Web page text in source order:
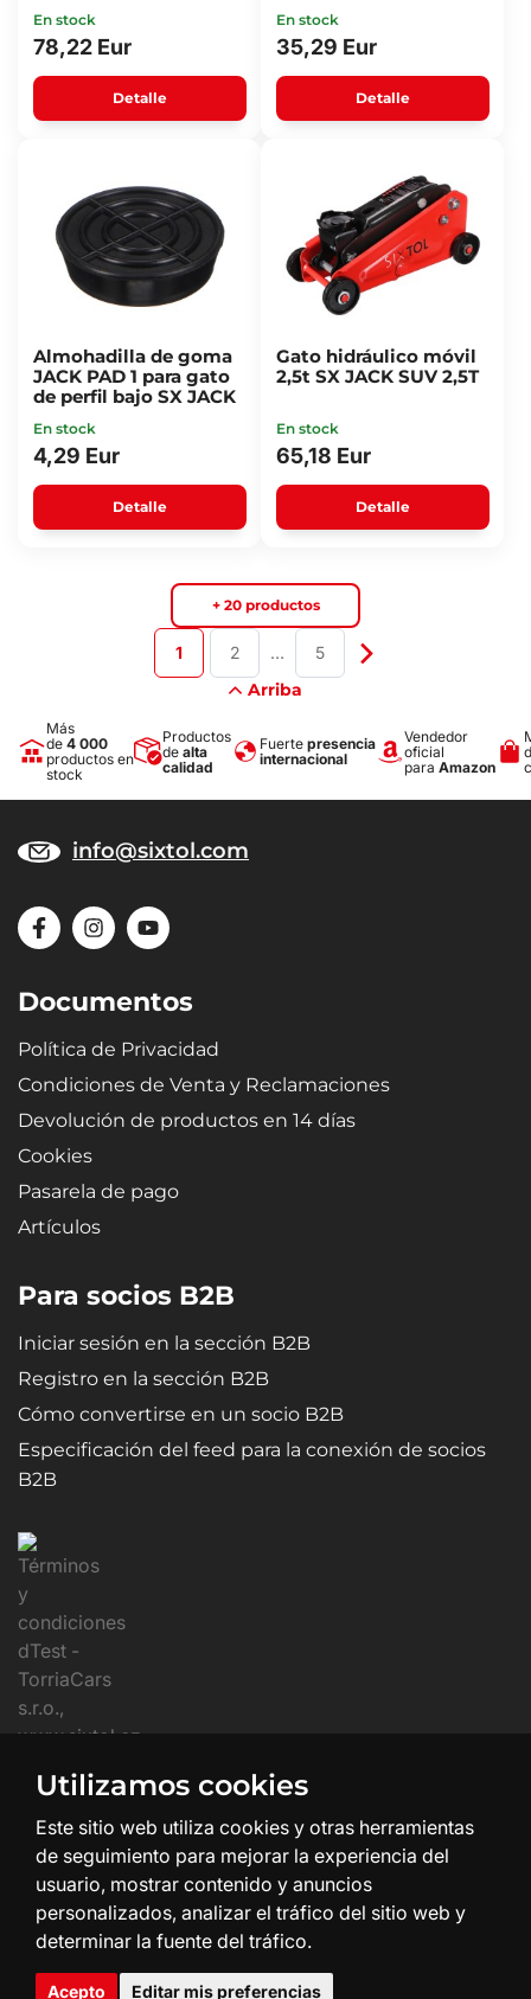
En stock
78,22 Eur
Detalle
En stock
35,29 Eur
Detalle
Almohadilla de goma
JACK PAD 1 para gato
de perfil bajo SX JACK
En stock
4,29 Eur
Detalle
Gato hidráulico móvil
2,5t SX JACK SUV 2,5T
En stock
65,18 Eur
Detalle
Arriba
+ 20 productos
1 2 … 5
Más
de 4 000
productos en
stock
Productos
de alta
calidad
Fuerte presencia
internacional
Vendedor
oficial
para Amazon
info@sixtol.com
Documentos
Política de Privacidad
Condiciones de Venta y Reclamaciones
Devolución de productos en 14 días
Cookies
Pasarela de pago
Artículos
Para socios B2B
Iniciar sesión en la sección B2B
Registro en la sección B2B
Cómo convertirse en un socio B2B
Especificación del feed para la conexión de socios
B2B
Utilizamos cookies
Este sitio web utiliza cookies y otras herramientas
de seguimiento para mejorar la experiencia del
usuario, mostrar contenido y anuncios
personalizados, analizar el tráfico del sitio web y
determinar la fuente del tráfico.
Acepto Editar mis preferencias